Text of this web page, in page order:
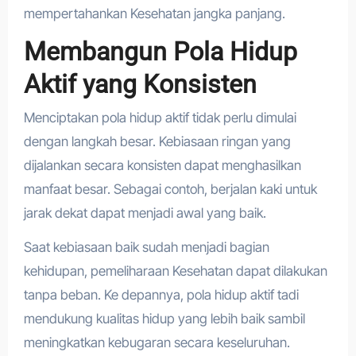
mempertahankan Kesehatan jangka panjang.
Membangun Pola Hidup
Aktif yang Konsisten
Menciptakan pola hidup aktif tidak perlu dimulai
dengan langkah besar. Kebiasaan ringan yang
dijalankan secara konsisten dapat menghasilkan
manfaat besar. Sebagai contoh, berjalan kaki untuk
jarak dekat dapat menjadi awal yang baik.
Saat kebiasaan baik sudah menjadi bagian
kehidupan, pemeliharaan Kesehatan dapat dilakukan
tanpa beban. Ke depannya, pola hidup aktif tadi
mendukung kualitas hidup yang lebih baik sambil
meningkatkan kebugaran secara keseluruhan.